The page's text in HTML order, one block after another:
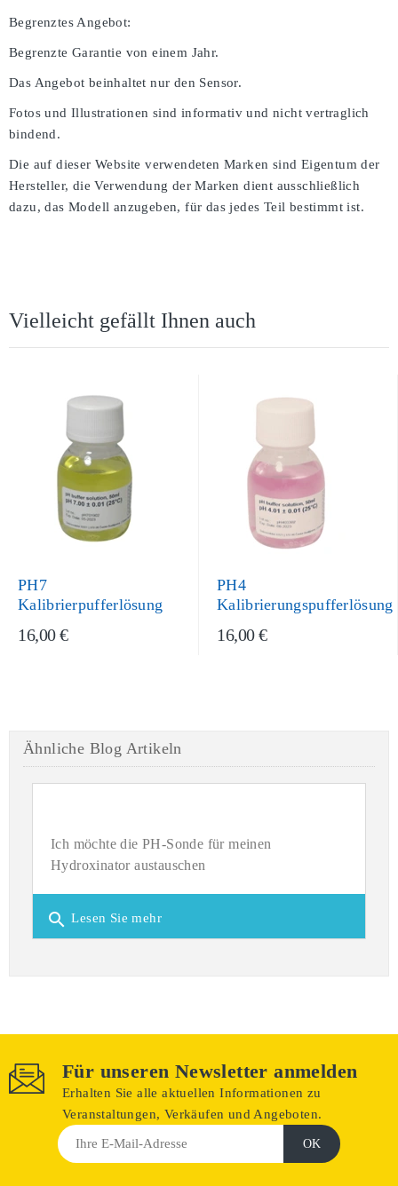
Begrenztes Angebot:
Begrenzte Garantie von einem Jahr.
Das Angebot beinhaltet nur den Sensor.
Fotos und Illustrationen sind informativ und nicht vertraglich
bindend.
Die auf dieser Website verwendeten Marken sind Eigentum der
Hersteller, die Verwendung der Marken dient ausschließlich
dazu, das Modell anzugeben, für das jedes Teil bestimmt ist.
Vielleicht gefällt Ihnen auch
PH7
Kalibrierpufferlösung
16,00 €
PH4
Kalibrierungspufferlösung
16,00 €
Ähnliche Blog Artikeln
Ich möchte die PH-Sonde für meinen
Hydroxinator austauschen
search Lesen Sie mehr
Für unseren Newsletter anmelden
Erhalten Sie alle aktuellen Informationen zu
Veranstaltungen, Verkäufen und Angeboten.